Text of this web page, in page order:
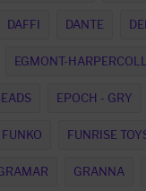
DAFFI DANTE
EGMONT-
EPOCH - GRY
FUNKO FUNRISE
GRANNA